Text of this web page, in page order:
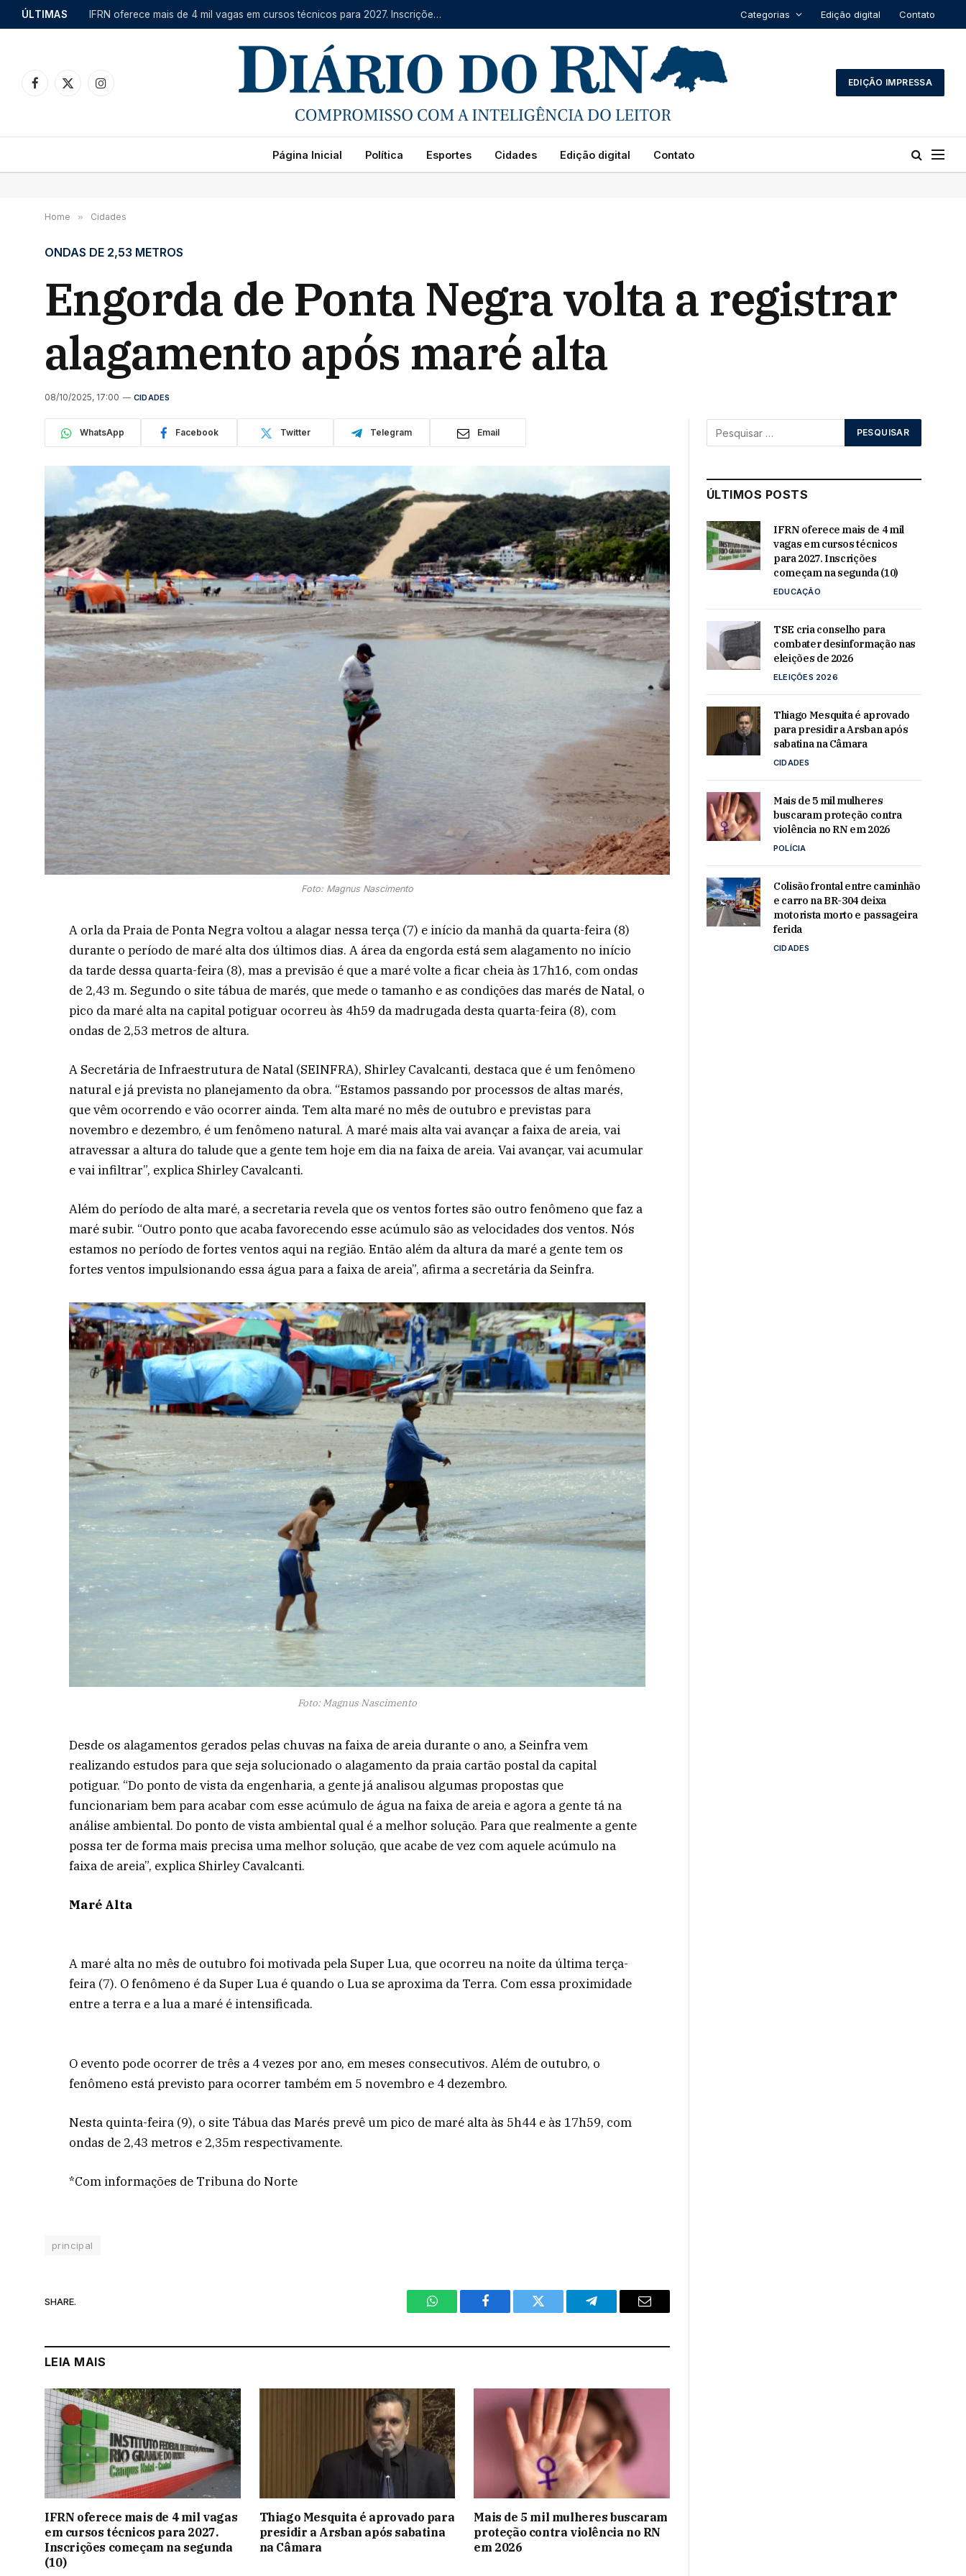
ÚLTIMAS IFRN oferece mais de 4 mil vagas em cursos técnicos para 2027. Inscrições começam na segunda (10) Categorias Edição digital Contato
Facebook
X
Instagram
EDIÇÃO IMPRESSA
Página Inicial Política Esportes Cidades Edição digital Contato
Home » Cidades
ONDAS DE 2,53 METROS
Engorda de Ponta Negra volta a registrar
alagamento após maré alta
08/10/2025, 17:00 CIDADES
WhatsApp Facebook Twitter Telegram Email
Foto: Magnus Nascimento
A orla da Praia de Ponta Negra voltou a alagar nessa terça (7) e início da manhã da quarta-feira (8)
durante o período de maré alta dos últimos dias. A área da engorda está sem alagamento no início
da tarde dessa quarta-feira (8), mas a previsão é que a maré volte a ficar cheia às 17h16, com ondas
de 2,43 m. Segundo o site tábua de marés, que mede o tamanho e as condições das marés de Natal, o
pico da maré alta na capital potiguar ocorreu às 4h59 da madrugada desta quarta-feira (8), com
ondas de 2,53 metros de altura.
A Secretária de Infraestrutura de Natal (SEINFRA), Shirley Cavalcanti, destaca que é um fenômeno
natural e já prevista no planejamento da obra. “Estamos passando por processos de altas marés,
que vêm ocorrendo e vão ocorrer ainda. Tem alta maré no mês de outubro e previstas para
novembro e dezembro, é um fenômeno natural. A maré mais alta vai avançar a faixa de areia, vai
atravessar a altura do talude que a gente tem hoje em dia na faixa de areia. Vai avançar, vai acumular
e vai infiltrar”, explica Shirley Cavalcanti.
Além do período de alta maré, a secretaria revela que os ventos fortes são outro fenômeno que faz a
maré subir. “Outro ponto que acaba favorecendo esse acúmulo são as velocidades dos ventos. Nós
estamos no período de fortes ventos aqui na região. Então além da altura da maré a gente tem os
fortes ventos impulsionando essa água para a faixa de areia”, afirma a secretária da Seinfra.
Foto: Magnus Nascimento
Desde os alagamentos gerados pelas chuvas na faixa de areia durante o ano, a Seinfra vem
realizando estudos para que seja solucionado o alagamento da praia cartão postal da capital
potiguar. “Do ponto de vista da engenharia, a gente já analisou algumas propostas que
funcionariam bem para acabar com esse acúmulo de água na faixa de areia e agora a gente tá na
análise ambiental. Do ponto de vista ambiental qual é a melhor solução. Para que realmente a gente
possa ter de forma mais precisa uma melhor solução, que acabe de vez com aquele acúmulo na
faixa de areia”, explica Shirley Cavalcanti.
Maré Alta
A maré alta no mês de outubro foi motivada pela Super Lua, que ocorreu na noite da última terça-
feira (7). O fenômeno é da Super Lua é quando o Lua se aproxima da Terra. Com essa proximidade
entre a terra e a lua a maré é intensificada.
O evento pode ocorrer de três a 4 vezes por ano, em meses consecutivos. Além de outubro, o
fenômeno está previsto para ocorrer também em 5 novembro e 4 dezembro.
Nesta quinta-feira (9), o site Tábua das Marés prevê um pico de maré alta às 5h44 e às 17h59, com
ondas de 2,43 metros e 2,35m respectivamente.
*Com informações de Tribuna do Norte
principal
SHARE.
WhatsAppFacebook Twitter Telegram Email
LEIA MAIS
IFRN oferece mais de 4 mil vagas
em cursos técnicos para 2027.
Inscrições começam na segunda
(10)
Thiago Mesquita é aprovado para
presidir a Arsban após sabatina
na Câmara
Mais de 5 mil mulheres buscaram
proteção contra violência no RN
em 2026
ÚLTIMOS POSTS
IFRN oferece mais de 4 mil
vagas em cursos técnicos
para 2027. Inscrições
começam na segunda (10)
EDUCAÇÃO
TSE cria conselho para
combater desinformação nas
eleições de 2026
ELEIÇÕES 2026
Thiago Mesquita é aprovado
para presidir a Arsban após
sabatina na Câmara
CIDADES
Mais de 5 mil mulheres
buscaram proteção contra
violência no RN em 2026
POLÍCIA
Colisão frontal entre caminhão
e carro na BR-304 deixa
motorista morto e passageira
ferida
CIDADES